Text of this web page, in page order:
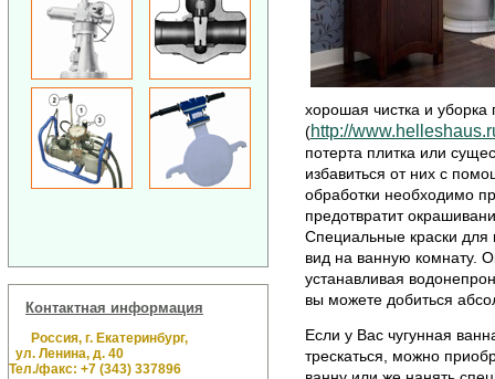
Контактная информация
Россия, г. Екатеринбург,
ул. Ленина, д. 40
Тел./факс: +7 (343) 337896
хорошая чистка и уборка
(http://
потерта плитка или
избавиться от них с
обработки необходимо
предотвратит
Специальные краски для
вид на ванную комнату.
устанавливая
вы можете добиться
Если у Вас чугунная
трескаться, можно